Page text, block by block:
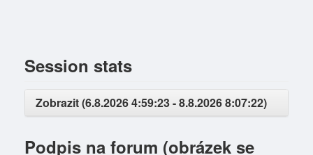
Session stats
Zobrazit (6.8.2026 4:59:23 - 8.8.2026 8:07:22)
Podpis na forum (obrázek se